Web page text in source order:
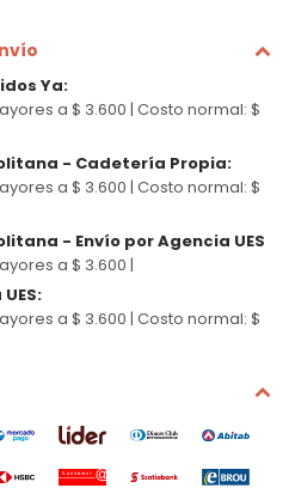
Ya:
a $ 3.600 | Costo normal: $
- Cadetería Propia:
a $ 3.600 | Costo normal: $
- Envío por Agencia UES
a $ 3.600 |
:
a $ 3.600 | Costo normal: $